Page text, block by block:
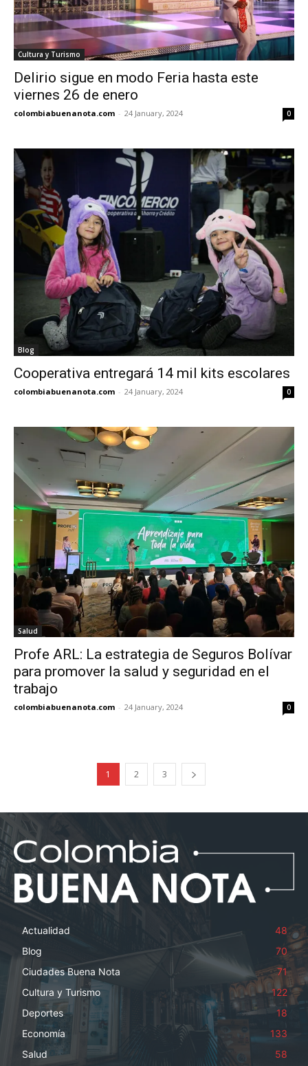
Cultura y Turismo
Delirio sigue en modo Feria hasta este
viernes 26 de enero
colombiabuenanota.com - 24 January, 2024 0
Blog
Cooperativa entregará 14 mil kits escolares
colombiabuenanota.com - 24 January, 2024 0
Salud
Profe ARL: La estrategia de Seguros Bolívar
para promover la salud y seguridad en el
trabajo
colombiabuenanota.com - 24 January, 2024 0
1 2 3
Actualidad
48
Blog
70
Ciudades Buena Nota
71
Cultura y Turismo
122
Deportes
18
Economía
133
Salud
58